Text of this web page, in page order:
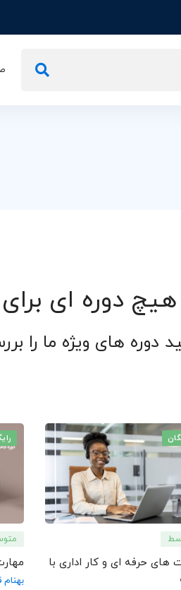
دوره ای
های ویژه ما را
های حرفه ای و کار اداری با
بهنام